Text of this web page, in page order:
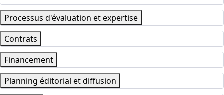
Processus d'évaluation et expertise
Contrats
Financement
Planning éditorial et diffusion